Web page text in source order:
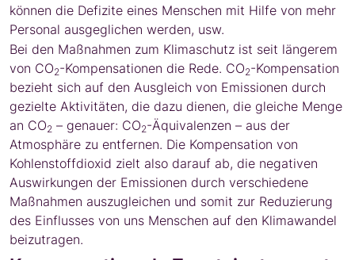
können die Defizite eines Menschen mit Hilfe von mehr
Personal ausgeglichen werden, usw.
Bei den Maßnahmen zum Klimaschutz ist seit längerem
von CO2-Kompensationen die Rede. CO2-Kompensation
bezieht sich auf den Ausgleich von Emissionen durch
gezielte Aktivitäten, die dazu dienen, die gleiche Menge
an CO2 – genauer: CO2-Äquivalenzen – aus der
Atmosphäre zu entfernen. Die Kompensation von
Kohlenstoffdioxid zielt also darauf ab, die negativen
Auswirkungen der Emissionen durch verschiedene
Maßnahmen auszugleichen und somit zur Reduzierung
des Einflusses von uns Menschen auf den Klimawandel
beizutragen.